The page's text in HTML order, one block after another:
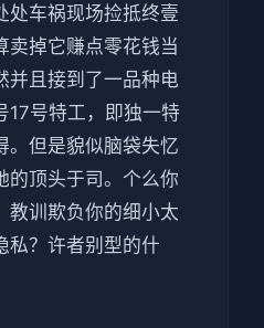
处车祸现场捡抵终壹
卖掉它赚点零花钱当
并且接到了一品种电
17号特工，即独一特
。但是貌似脑袋失忆
的顶头于司。个么你
教训欺负你的细小太
私？许者别型的什